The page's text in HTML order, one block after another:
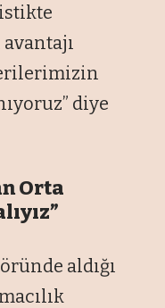
diye
Orta
aldığı